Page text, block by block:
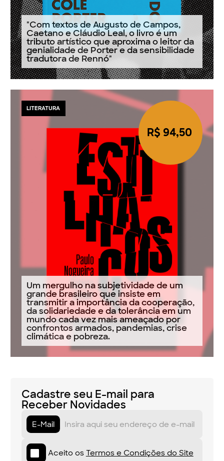
"Com textos de Augusto de Campos,
Caetano e Cláudio Leal, o livro é um
tributo artístico que aproxima o leitor da
genialidade de Porter e da sensibilidade
tradutora de Rennó"
LITERATURA
R$ 94,50
Um mergulho na subjetividade de um
grande brasileiro que insiste em
transmitir a importância da cooperação,
da solidariedade e da tolerância em um
mundo cada vez mais ameaçado por
confrontos armados, pandemias, crise
climática e pobreza.
Cadastre seu E-mail para
Receber Novidades
E-Mail
Aceito os Termos e Condições do Site